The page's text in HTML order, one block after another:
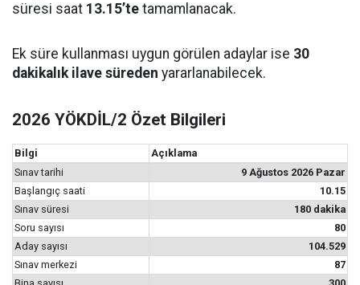
süresi saat 13.15’te tamamlanacak.
Ek süre kullanması uygun görülen adaylar ise 30
dakikalık ilave süreden yararlanabilecek.
2026 YÖKDİL/2 Özet Bilgileri
Bilgi
Açıklama
Sınav tarihi
9 Ağustos 2026 Pazar
Başlangıç saati
10.15
Sınav süresi
180 dakika
Soru sayısı
80
Aday sayısı
104.529
Sınav merkezi
87